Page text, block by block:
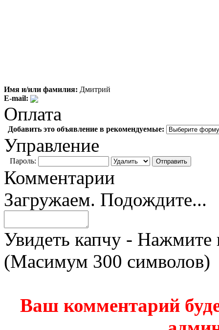
Имя и/или фамилия: Дмитрий
E-mail:
Оплата
Добавить это объявление в рекомендуемые:
Управление
Пароль:
Комментарии
Загружаем. Подождите...
Увидеть капчу - Нажмите
(Масимум 300 символов)
Ваш комментарий